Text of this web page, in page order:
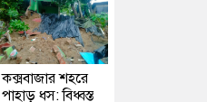
কক্সবাজার শহরে
পাহাড় ধস: বিধ্বস্ত